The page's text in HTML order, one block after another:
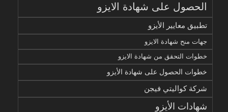
الحصول على شهادة الايزو
تطبيق معايير الأيزو
جهات منح شهادة الايزو
خطوات التحقق من شهادة الايزو
خطوات الحصول على شهادة الأيزو
شركة كواليتي فيجن
شهادات الأيزو